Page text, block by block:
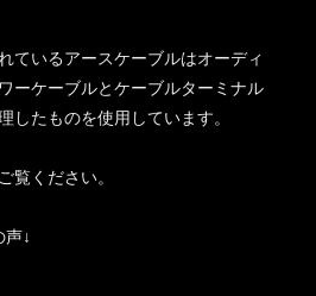
ているアースケーブルはオーディ
ーケーブルとケーブルターミナル
したものを使用しています。
覧ください。
声↓